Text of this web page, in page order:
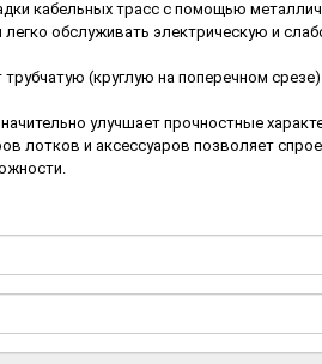
кабельных трасс с помощью
обслуживать электрическую и
трубчатую (круглую на поперечном
улучшает прочностные
лотков и аксессуаров позволяет